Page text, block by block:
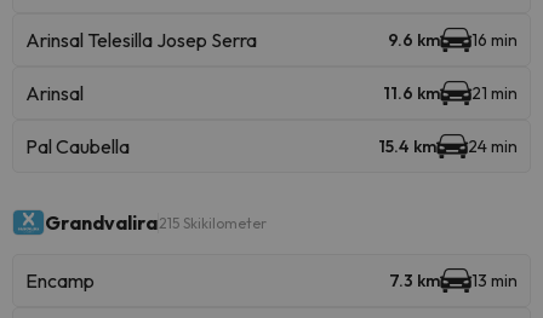
Arinsal Telesilla Josep Serra 9.6 km 16 min
Arinsal 11.6 km 21 min
Pal Caubella 15.4 km 24 min
Grandvalira215 Skikilometer
Encamp 7.3 km 13 min